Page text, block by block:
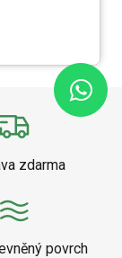
zdarma
povrch